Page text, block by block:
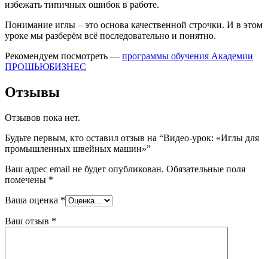
избежать типичных ошибок в работе.
Понимание иглы – это основа качественной строчки. И в этом
уроке мы разберём всё последовательно и понятно.
Рекомендуем посмотреть — программы обучения Академии
ПРОШЬЮБИЗНЕС
Отзывы
Отзывов пока нет.
Будьте первым, кто оставил отзыв на “Видео-урок: «Иглы для
промышленных швейных машин»”
Ваш адрес email не будет опубликован. Обязательные поля
помечены *
Ваша оценка *
Ваш отзыв *